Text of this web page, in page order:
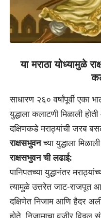
या मराठा योध्यामुळे
साधारण २६० वर्षांपूर्वी एका
युद्धाला कलाटणी मिळाली
दक्षिणकडे मराठ्यांची जरब
राक्षसभुवनच्या युद्धाला
राक्षसभुवन ची लढाई:
पानिपतच्या युद्धानंतर
त्यामुळे उत्तरेत जाट-राजपूत
दक्षिणेत निजाम आणि हैदर
होते, निजामाचा वजीर विठ्ठल